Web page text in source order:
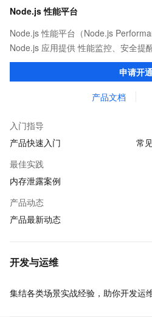
Node.js 性能平台
Node.js 性能平台（Node.js
Node.js 应用提供 性能监控、安全提
务的整体性解决方案。提供完善的工
申请开
产品文档
入门指导
产品快速入门
常
最佳实践
内存泄露案例
产品动态
产品最新动态
开发与运维
集结各类场景实战经验，助你开发运